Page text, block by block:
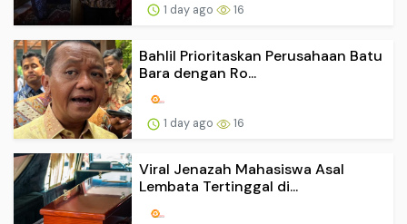
1 day ago 16
Bahlil Prioritaskan Perusahaan Batu
Bara dengan Ro...
1 day ago 16
Viral Jenazah Mahasiswa Asal
Lembata Tertinggal di...